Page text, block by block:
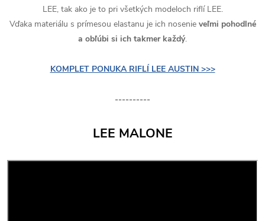
LEE, tak ako je to pri všetkých modeloch riflí LEE.
Vďaka materiálu s prímesou elastanu je ich nosenie veľmi pohodlné
a obľúbi si ich takmer každý.
KOMPLET PONUKA RIFLÍ LEE AUSTIN >>>
----------
LEE MALONE